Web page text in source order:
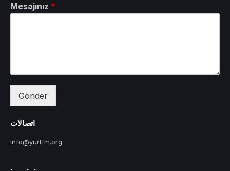
Mesajınız *
Gönder
اتصالات
info@yurtfm.org